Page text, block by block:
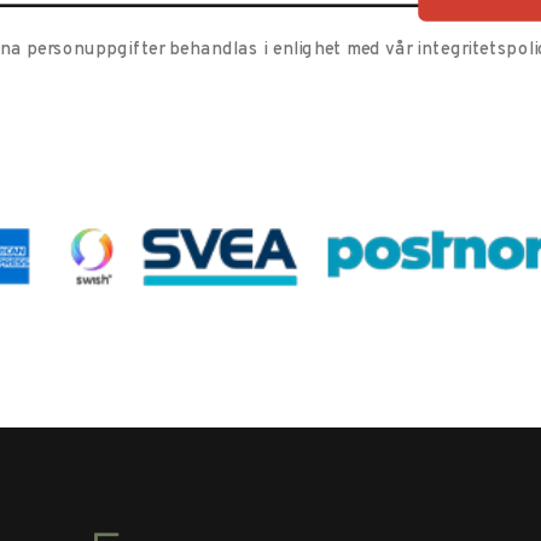
personuppgifter behandlas i enlighet med vår